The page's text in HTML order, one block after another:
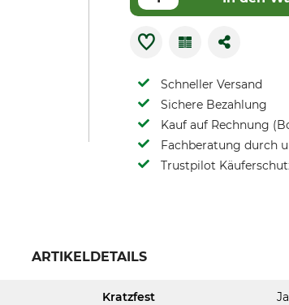
Schneller Versand
Sichere Bezahlung
Kauf auf Rechnung
Fachberatung durch
Trustpilot
ARTIKELDETAILS
Kratzfest Ja